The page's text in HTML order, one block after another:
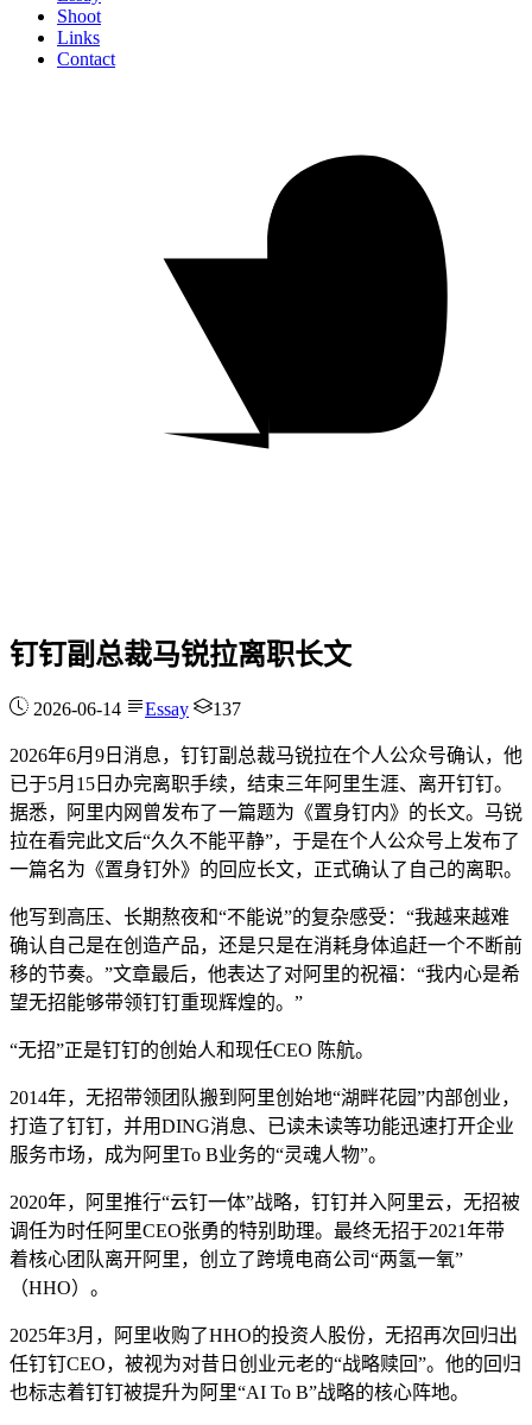
Shoot
Links
Contact
钉钉副总裁马锐拉离职长文
2026-06-14 Essay 137
2026年6月9日消息，钉钉副总裁马锐拉在个人公众号确认，他
已于5月15日办完离职手续，结束三年阿里生涯、离开钉钉。
据悉，阿里内网曾发布了一篇题为《置身钉内》的长文。马锐
拉在看完此文后“久久不能平静”，于是在个人公众号上发布了
一篇名为《置身钉外》的回应长文，正式确认了自己的离职。
他写到高压、长期熬夜和“不能说”的复杂感受：“我越来越难
确认自己是在创造产品，还是只是在消耗身体追赶一个不断前
移的节奏。”文章最后，他表达了对阿里的祝福：“我内心是希
望无招能够带领钉钉重现辉煌的。”
“无招”正是钉钉的创始人和现任CEO 陈航。
2014年，无招带领团队搬到阿里创始地“湖畔花园”内部创业，
打造了钉钉，并用DING消息、已读未读等功能迅速打开企业
服务市场，成为阿里To B业务的“灵魂人物”。
2020年，阿里推行“云钉一体”战略，钉钉并入阿里云，无招被
调任为时任阿里CEO张勇的特别助理。最终无招于2021年带
着核心团队离开阿里，创立了跨境电商公司“两氢一氧”
（HHO）。
2025年3月，阿里收购了HHO的投资人股份，无招再次回归出
任钉钉CEO，被视为对昔日创业元老的“战略赎回”。他的回归
也标志着钉钉被提升为阿里“AI To B”战略的核心阵地。